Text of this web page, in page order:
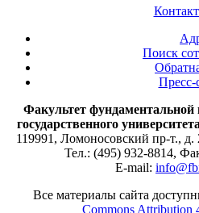
Поиск
Пресс-
Факультет
государственного
119991, Ломоносовский пр-т., д.
Тел.: (495) 932-8814,
E-mail:
Все материалы сайта
Commons Attribution